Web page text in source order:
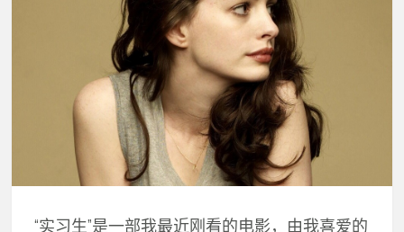
“实习生”是一部我最近刚看的电影，由我喜爱的